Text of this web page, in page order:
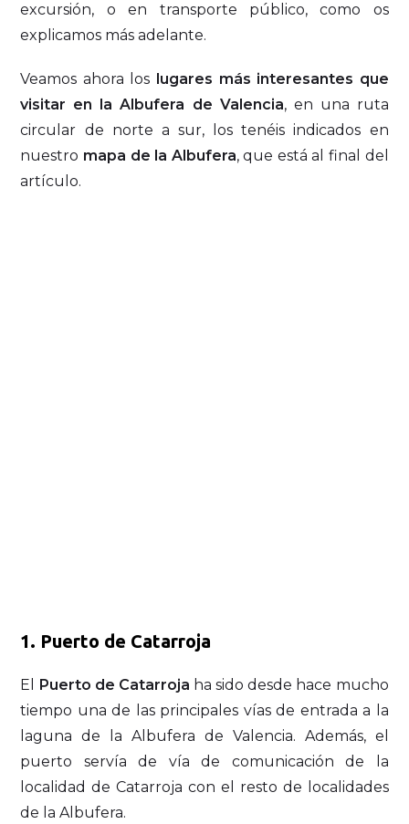
excursión, o en transporte público, como os
explicamos más adelante.
Veamos ahora los
lugares más interesantes que
visitar en la Albufera de Valencia, en una ruta
circular de norte a sur, los tenéis indicados en
nuestro mapa de la Albufera, que está al final del
artículo.
1. Puerto de Catarroja
El Puerto de Catarroja ha sido desde hace mucho
tiempo una de las principales vías de entrada a la
laguna de la Albufera de Valencia. Además, el
puerto servía de vía de comunicación de la
localidad de Catarroja con el resto de localidades
de la Albufera.